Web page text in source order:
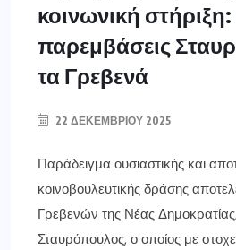
κοινωνική στήριξη:
παρεμβάσεις
τα Γρεβενά
22 ΔΕΚΕΜΒΡΊΟΥ 2025
Παράδειγμα ουσιαστικής και
κοινοβουλευτικής δράσης
Γρεβενών της Νέας
Σταυρόπουλος, ο οποίος με